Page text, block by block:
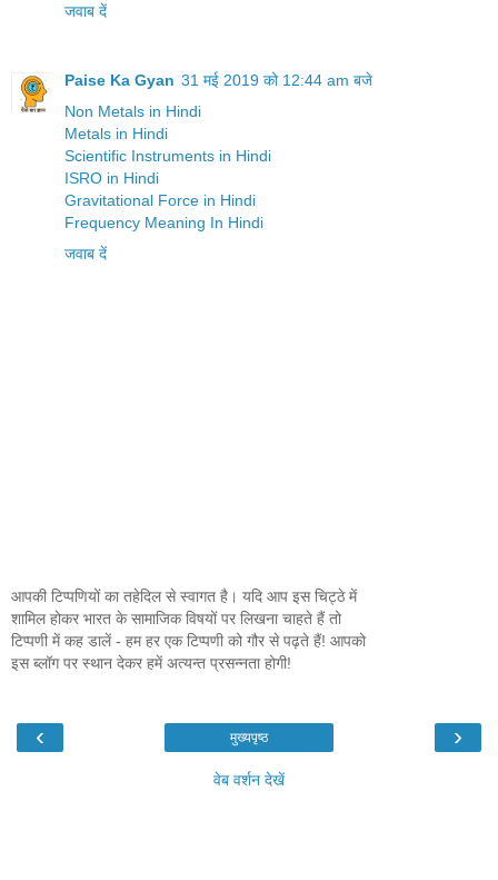
जवाब दें
Paise Ka Gyan 31 मई 2019 को 12:44 am बजे
Non Metals in Hindi
Metals in Hindi
Scientific Instruments in Hindi
ISRO in Hindi
Gravitational Force in Hindi
Frequency Meaning In Hindi
जवाब दें
आपकी टिप्पणियों का तहेदिल से स्वागत है। यदि आप इस चिट्ठे में
शामिल होकर भारत के सामाजिक विषयों पर लिखना चाहते हैं तो
टिप्पणी में कह डालें - हम हर एक टिप्पणी को गौर से पढ़ते हैं! आपको
इस ब्लॉग पर स्थान देकर हमें अत्यन्त प्रसन्नता होगी!
‹ ›
मुख्यपृष्ठ
वेब वर्शन देखें